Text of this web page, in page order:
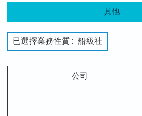
其他
已選擇業務性質 : 船級社
公司